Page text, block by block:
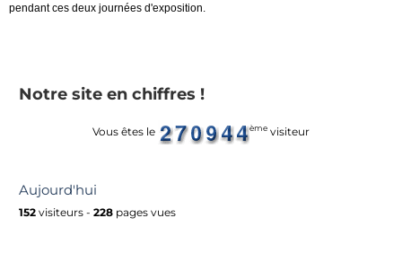
pendant ces deux journées d'exposition.
Notre site en chiffres !
Vous êtes le ème visiteur
Aujourd'hui
152 visiteurs - 228 pages vues